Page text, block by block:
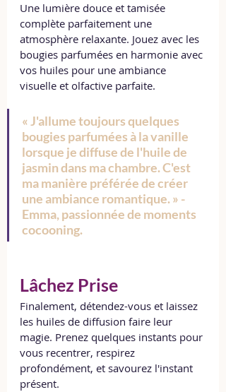
Une lumière douce et tamisée
complète parfaitement une
atmosphère relaxante. Jouez avec les
bougies parfumées en harmonie avec
vos huiles pour une ambiance
visuelle et olfactive parfaite.
« J'allume toujours quelques
bougies parfumées à la vanille
lorsque je diffuse de l'huile de
jasmin dans ma chambre. C'est
ma manière préférée de créer
une ambiance romantique. » -
Emma, passionnée de moments
cocooning.
Lâchez Prise
Finalement, détendez-vous et laissez
les huiles de diffusion faire leur
magie. Prenez quelques instants pour
vous recentrer, respirez
profondément, et savourez l'instant
présent.